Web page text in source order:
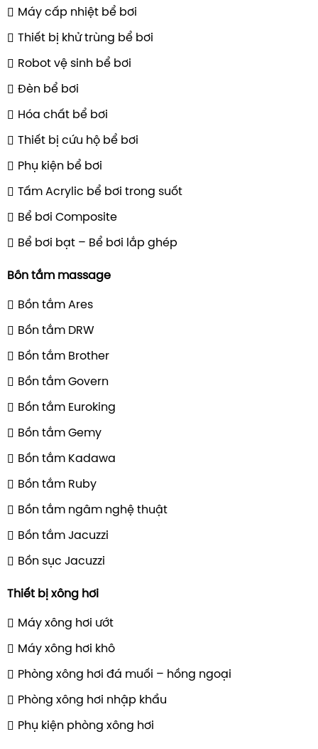
Máy cấp nhiệt bể bơi
Thiết bị khử trùng bể bơi
Robot vệ sinh bể bơi
Đèn bể bơi
Hóa chất bể bơi
Thiết bị cứu hộ bể bơi
Phụ kiện bể bơi
Tấm Acrylic bể bơi trong suốt
Bể bơi Composite
Bể bơi bạt – Bể bơi lắp ghép
Bồn tắm massage
Bồn tắm Ares
Bồn tắm DRW
Bồn tắm Brother
Bồn tắm Govern
Bồn tắm Euroking
Bồn tắm Gemy
Bồn tắm Kadawa
Bồn tắm Ruby
Bồn tắm ngâm nghệ thuật
Bồn tắm Jacuzzi
Bồn sục Jacuzzi
Thiết bị xông hơi
Máy xông hơi ướt
Máy xông hơi khô
Phòng xông hơi đá muối – hồng ngoại
Phòng xông hơi nhập khẩu
Phụ kiện phòng xông hơi